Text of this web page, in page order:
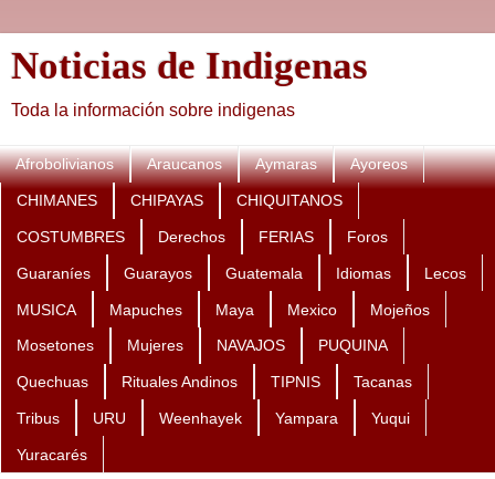
Noticias de Indigenas
Toda la información sobre indigenas
Afrobolivianos Araucanos Aymaras Ayoreos
CHIMANES CHIPAYAS CHIQUITANOS
COSTUMBRES Derechos FERIAS Foros
Guaraníes Guarayos Guatemala Idiomas Lecos
MUSICA Mapuches Maya Mexico Mojeños
Mosetones Mujeres NAVAJOS PUQUINA
Quechuas Rituales Andinos TIPNIS Tacanas
Tribus URU Weenhayek Yampara Yuqui
Yuracarés